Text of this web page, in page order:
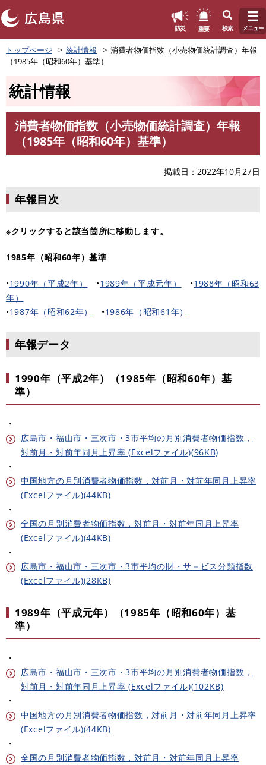
ペ
ー
防災 重要 検索 メニュー
トップページ 統計情報
消費者物価指数（小売物価統計調査）年報
（1985年（昭和60年）基準）
統計情報
消費者物価指数（小売物価統計調査）年報
（1985年（昭和60年）基準）
掲載日 2022年10月27日
年報目次
※クリックすると該当箇所に移動します。
1985年（昭和60年）基準
•1990年（平成2年） ​•1989年（平成元年） •​1988年（昭和63
年）
•​1987年（昭和62年） •1986年（昭和61年）
年報データ
1990年（平成2年）（1985年（昭和60年）基
準）
・
広島市・福山市・三次市・3市平均の月別消費者物価指数，
対前月・対前年同月上昇率 (Excelファイル)(96KB)
・
中国地方の月別消費者物価指数，対前月・対前年同月上昇率
(Excelファイル)(44KB)
・
全国の月別消費者物価指数，対前月・対前年同月上昇率
(Excelファイル)(44KB)
・
広島市・福山市・三次市・3市平均の財・サ－ビス分類指数
(Excelファイル)(28KB)
1989年（平成元年）（1985年（昭和60年）基
準）
・
広島市・福山市・三次市・3市平均の月別消費者物価指数，
対前月・対前年同月上昇率 (Excelファイル)(102KB)
・
中国地方の月別消費者物価指数，対前月・対前年同月上昇率
(Excelファイル)(44KB)
・
全国の月別消費者物価指数，対前月・対前年同月上昇率